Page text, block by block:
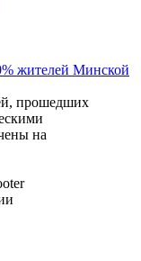
жителей Минской
прошедших
на